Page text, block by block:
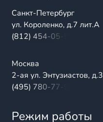
Санкт-Петербург
ул. Короленко, д.7 лит.А
(812) 454-05-54
Москва
2-ая ул. Энтузиастов, д.3
(495) 780-77-98
Режим работы